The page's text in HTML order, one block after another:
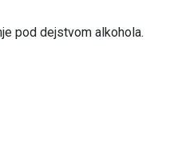
pod dejstvom alkohola.